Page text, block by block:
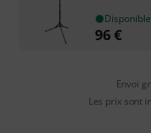
96€
Envoi
Les prix sont